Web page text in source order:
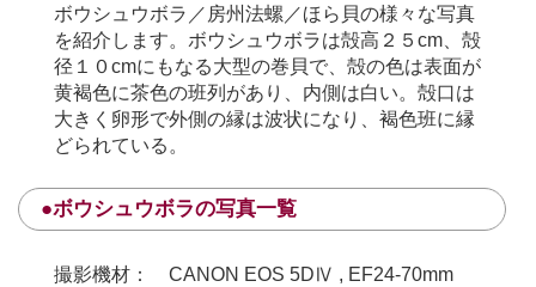
ボウシュウボラ／房州法螺／ほら貝の様々な写真
を紹介します。ボウシュウボラは殻高２５cm、殻
径１０cmにもなる大型の巻貝で、殻の色は表面が
黄褐色に茶色の班列があり、内側は白い。殻口は
大きく卵形で外側の縁は波状になり、褐色班に縁
どられている。
●ボウシュウボラの写真一覧
撮影機材： CANON EOS 5DⅣ , EF24-70mm